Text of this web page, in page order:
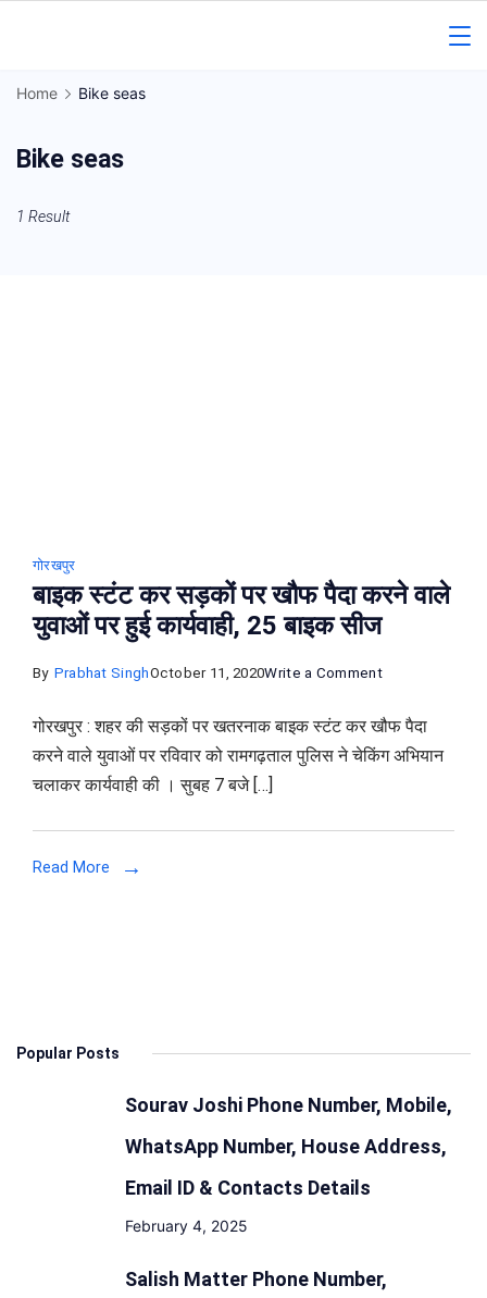
Regional
News
Home Bike seas
Bike seas
1 Result
गोरखपुर
बाइक स्टंट कर सड़कों पर खौफ पैदा करने वाले
युवाओं पर हुई कार्यवाही, 25 बाइक सीज
By Prabhat SinghOctober 11, 2020Write a Commenton
स्टंट
कर
कार्यवाही,
बाइक
सीज
गोरखपुर : शहर की सड़कों पर खतरनाक बाइक स्टंट कर खौफ पैदा
करने वाले युवाओं पर रविवार को रामगढ़ताल पुलिस ने चेकिंग अभियान
चलाकर कार्यवाही की । सुबह 7 बजे […]
Read More
Popular Posts
Sourav Joshi Phone Number, Mobile,
WhatsApp Number, House Address,
Email ID & Contacts Details
February 4, 2025
Salish Matter Phone Number,